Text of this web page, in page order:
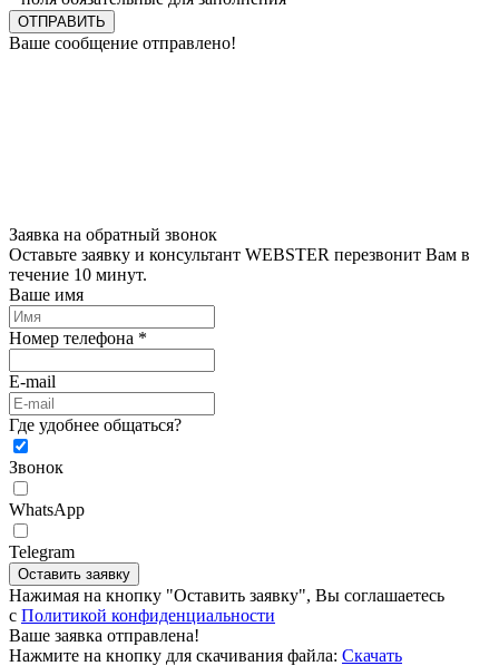
ОТПРАВИТЬ
Ваше сообщение отправлено!
Заявка на обратный звонок
Оставьте заявку и консультант WEBSTER перезвонит Вам в
течение 10 минут.
Ваше имя
Номер телефона *
E-mail
Где удобнее общаться?
Звонок
WhatsApp
Telegram
Оставить заявку
Нажимая на кнопку "Оставить заявку", Вы соглашаетесь
c Политикой конфиденциальности
Ваше заявка отправлена!
Нажмите на кнопку для скачивания файла: Скачать